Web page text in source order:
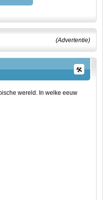
(Advertentie)
wereld. In welke eeuw